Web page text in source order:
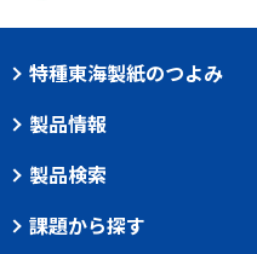
特種東海製紙のつよみ
製品情報
製品検索
課題から探す